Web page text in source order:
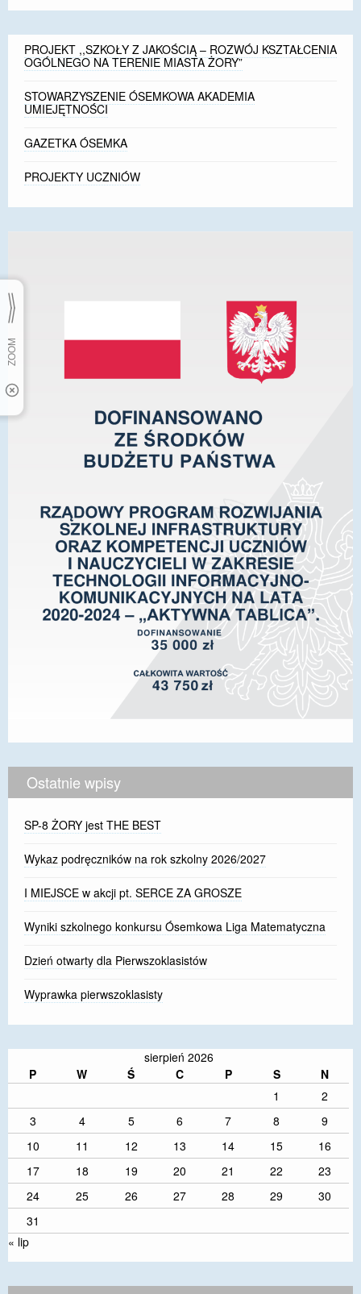
PROJEKT ,,SZKOŁY Z JAKOŚCIĄ – ROZWÓJ KSZTAŁCENIA
OGÓLNEGO NA TERENIE MIASTA ŻORY”
STOWARZYSZENIE ÓSEMKOWA AKADEMIA
UMIEJĘTNOŚCI
GAZETKA ÓSEMKA
PROJEKTY UCZNIÓW
Ostatnie wpisy
SP-8 ŻORY jest THE BEST
Wykaz podręczników na rok szkolny 2026/2027
I MIEJSCE w akcji pt. SERCE ZA GROSZE
Wyniki szkolnego konkursu Ósemkowa Liga Matematyczna
Dzień otwarty dla Pierwszoklasistów
Wyprawka pierwszoklasisty
sierpień 2026
P
W Ś C P S
N
1
2
3
4 5 6 7 8
9
10
11 12 13 14 15
16
17
18 19 20 21 22
23
24
25 26 27 28 29
30
31
« lip